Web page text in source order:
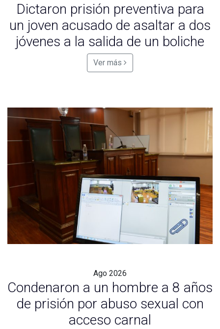
Dictaron prisión preventiva para
un joven acusado de asaltar a dos
jóvenes a la salida de un boliche
Ver más
Ago 2026
Condenaron a un hombre a 8 años
de prisión por abuso sexual con
acceso carnal